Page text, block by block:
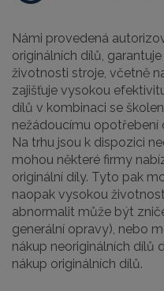
Námi provedená
originálních dílů,
životnosti stroje, včetně
zajišťuje vysokou
dílů v kombinaci se
nežádoucímu opotřebení
Na trhu jsou k dispozici
mohou některé firmy
originální díly. Tyto pak
naopak vysokou
abnormalit může být
generální opravy), nebo
nákup neoriginálních dílů
nákup originálních dílů.